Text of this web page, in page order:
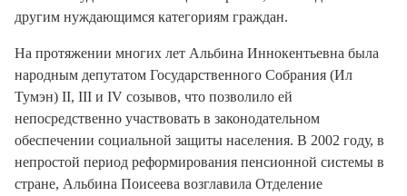
другим нуждающимся категориям граждан.
На протяжении многих лет Альбина Иннокентьевна была
народным депутатом Государственного Собрания (Ил
Тумэн) II, III и IV созывов, что позволило ей
непосредственно участвовать в законодательном
обеспечении социальной защиты населения. В 2002 году, в
непростой период реформирования пенсионной системы в
стране, Альбина Поисеева возглавила Отделение